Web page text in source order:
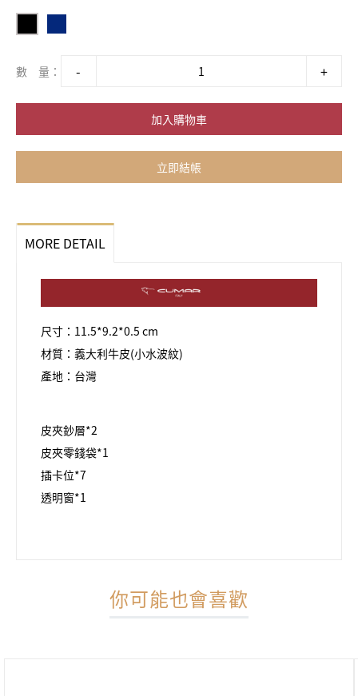
數 量：
加入購物車
立即結帳
MORE DETAIL
尺寸：11.5*9.2*0.5 cm
材質：義大利牛皮(小水波紋)
產地：台灣
皮夾鈔層*2
皮夾零錢袋*1
插卡位*7
透明窗*1
你可能也會喜歡